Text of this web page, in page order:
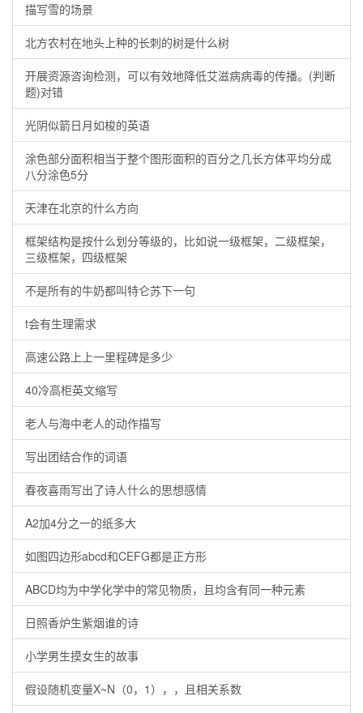
描写雪的场景
北方农村在地头上种的长刺的树是什么树
开展资源咨询检测，可以有效地降低艾滋病病毒的传播。(判断
题)对错
光阴似箭日月如梭的英语
涂色部分面积相当于整个图形面积的百分之几长方体平均分成
八分涂色5分
天津在北京的什么方向
框架结构是按什么划分等级的，比如说一级框架，二级框架，
三级框架，四级框架
不是所有的牛奶都叫特仑苏下一句
t会有生理需求
高速公路上上一里程碑是多少
40冷高柜英文缩写
老人与海中老人的动作描写
写出团结合作的词语
春夜喜雨写出了诗人什么的思想感情
A2加4分之一的纸多大
如图四边形abcd和CEFG都是正方形
ABCD均为中学化学中的常见物质，且均含有同一种元素
日照香炉生紫烟谁的诗
小学男生摸女生的故事
假设随机变量X~N（0，1），，且相关系数